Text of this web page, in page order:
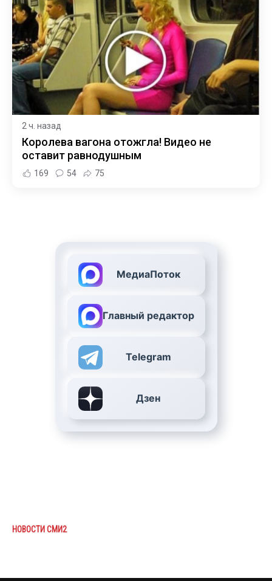
2 ч. назад
Королева вагона отожгла! Видео не
оставит равнодушным
169 54 75
МедиаПоток
Главный редактор
Telegram
Дзен
НОВОСТИ СМИ2